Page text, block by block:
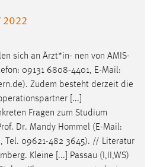
2022
sich an Ärzt*in- nen von AMIS-
09131 6808-4401, E-Mail:
Zudem besteht derzeit die
[...]
Fragen zum Studium
Dr. Mandy Hommel (E-Mail:
Tel. 09621-482 3645). // Literatur
Kleine [...] Passau (I,II,WS)